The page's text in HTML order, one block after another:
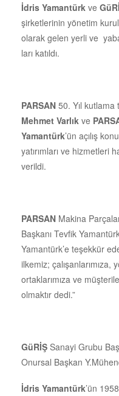
İdris Yamantürk ve
şirketlerinin yönetim
olarak gelen yerli ve
ları katıldı.
PARSAN 50. Yıl kutlama
Mehmet Varlık ve
Yamantürk’ün açılış
yatırımları ve hizmetleri
verildi.
PARSAN Makina
Başkanı Tevfik
Yamantürk’e teşekkür
ilkemiz;
ortaklarımıza ve
olmaktır dedi.”
GüRİŞ Sanayi Grubu
Onursal Başkan
İdris Yamantürk’ün